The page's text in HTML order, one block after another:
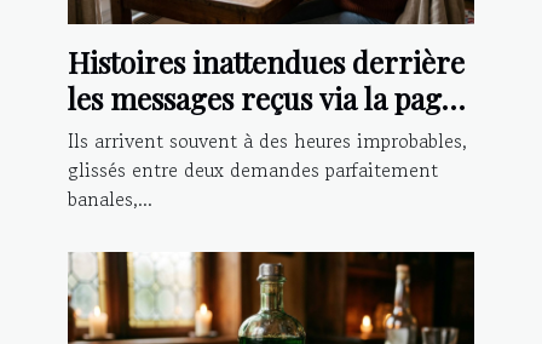
Histoires inattendues derrière
les messages reçus via la page
contact
Ils arrivent souvent à des heures improbables,
glissés entre deux demandes parfaitement
banales,...